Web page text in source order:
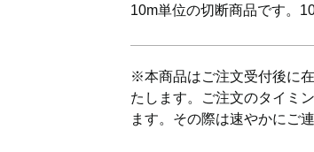
10m単位の切断商品です。
※本商品はご注文受付後に
たします。ご注文のタイミ
ます。その際は速やかにご